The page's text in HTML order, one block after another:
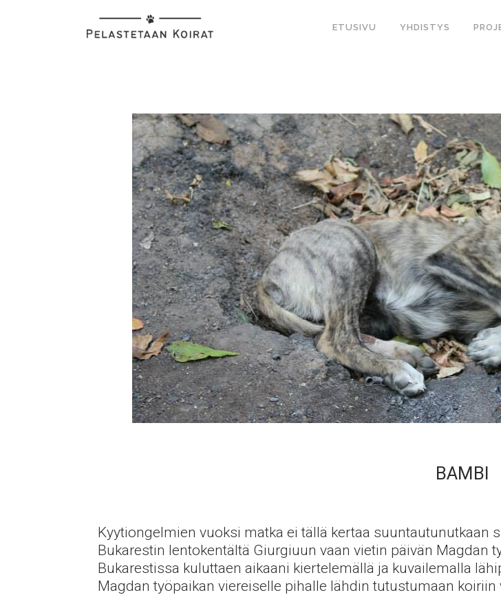
ETUSIVU YHDISTYS
BAMBI
Kyytiongelmien vuoksi matka ei tällä kertaa suuntautunutkaan
Bukarestin lentokentältä Giurgiuun vaan vietin päivän Magdan
Bukarestissa kuluttaen aikaani kiertelemällä ja kuvailemalla
Magdan työpaikan viereiselle pihalle lähdin tutustumaan koiriin